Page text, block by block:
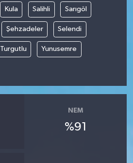
Kula Salihli Sarıgöl
Şehzadeler Selendi
Turgutlu Yunusemre
NEM
%91